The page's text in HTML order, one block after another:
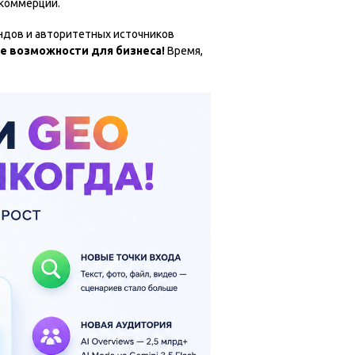
и авторитетных источников
возможности для бизнеса!Время,